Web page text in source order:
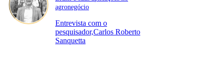
agronegócio
Entrevista com o
pesquisador,Carlos Roberto
Sanquetta